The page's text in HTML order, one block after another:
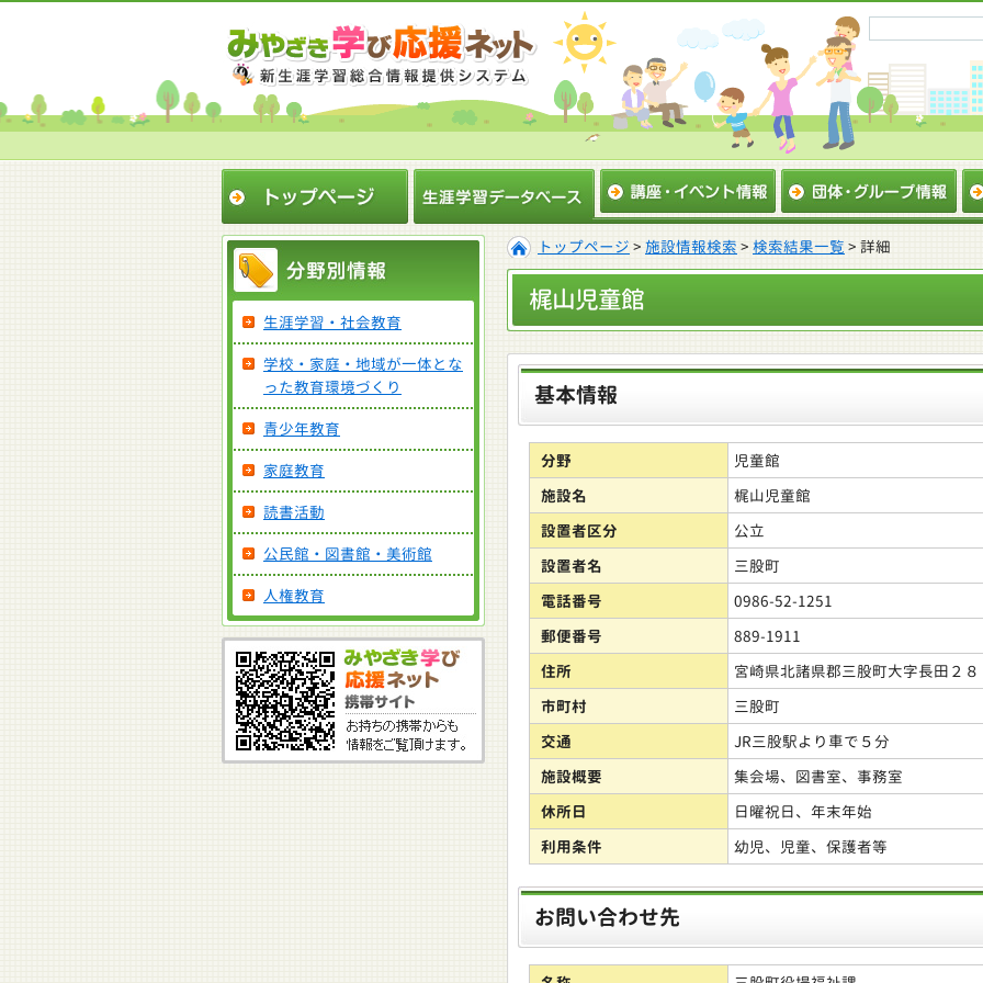
トップページ > 施設情報検索 > 検索結果一覧 > 詳細
梶山児童館
基本情報
分野
児童館
施設名
梶山児童館
設置者区分
公立
設置者名
三股町
電話番号
0986-52-1251
郵便番号
889-1911
住所
宮崎県北諸県郡三股町大字長田２
市町村
三股町
交通
JR三股駅より車で５分
施設概要
集会場、図書室、事務室
休所日
日曜祝日、年末年始
利用条件
幼児、児童、保護者等
お問い合わせ先
生涯学習・社会教育
学校・家庭・地域が一体とな
った教育環境づくり
青少年教育
家庭教育
読書活動
公民館・図書館・美術館
人権教育